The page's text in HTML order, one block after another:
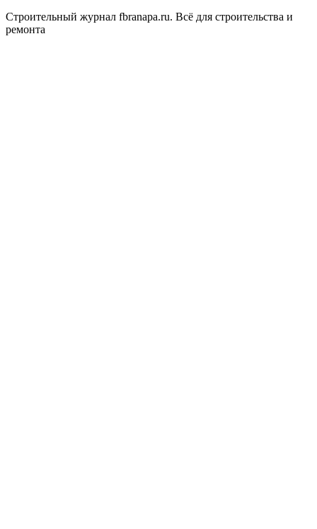
Строительный журнал fbranapa.ru. Всё для строительства и
ремонта